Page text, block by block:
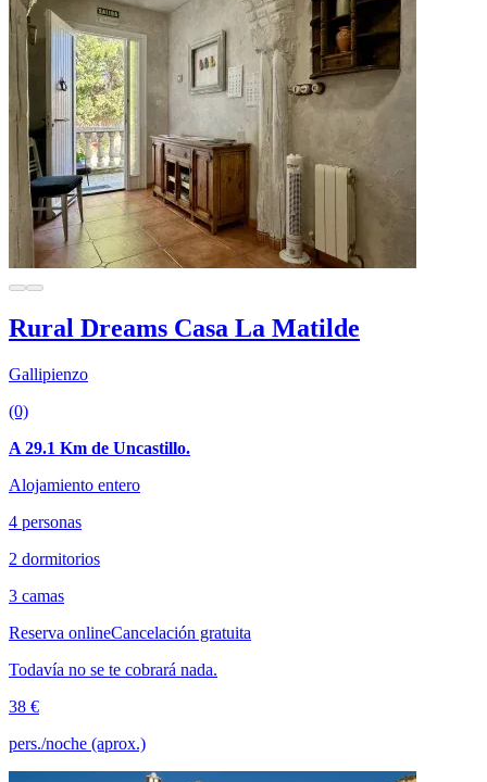
Rural Dreams Casa La Matilde
Gallipienzo
(0)
A 29.1 Km de Uncastillo.
Alojamiento entero
4 personas
2 dormitorios
3 camas
Reserva onlineCancelación gratuita
Todavía no se te cobrará nada.
38 €
pers./noche (aprox.)